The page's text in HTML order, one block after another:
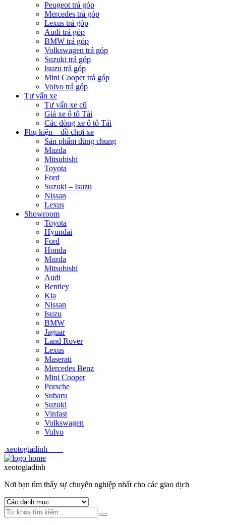
Peugeot trả góp
Mercedes trả góp
Lexus trả góp
Audi trả góp
BMW trả góp
Volkswagen trả góp
Suzuki trả góp
Isuzu trả góp
Mini Cooper trả góp
Volvo trả góp
Tư vấn xe
Tư vấn xe cũ
Giá xe ô tô Tải
Các dòng xe ô tô Tải
Phụ kiện – đồ chơi xe
Sản phẩm dùng chung
Mazda
Mitsubishi
Toyota
Ford
Suzuki – Isuzu
Nissan
Lexus
Showroom
Toyota
Hyundai
Ford
Honda
Mazda
Mitsubishi
Audi
Bentley
Kia
Nissan
Isuzu
BMW
Jaguar
Land Rover
Lexus
Maserati
Mercedes Benz
Mini Cooper
Porsche
Subaru
Suzuki
Vinfast
Volkswagen
Volvo
xeotogiadinh
Skip
to
Skip
to
xeotogiadinh
Nơi bạn tìm thấy sự chuyên nghiệp nhất cho các giao dịch